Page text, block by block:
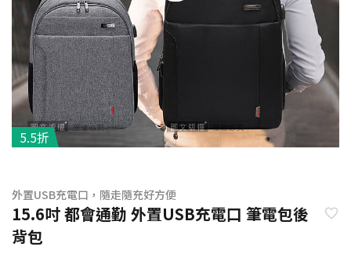
5.5折
外置USB充電口，隨走隨充好方便
15.6吋 都會通勤 外置USB充電口 筆電包後
背包